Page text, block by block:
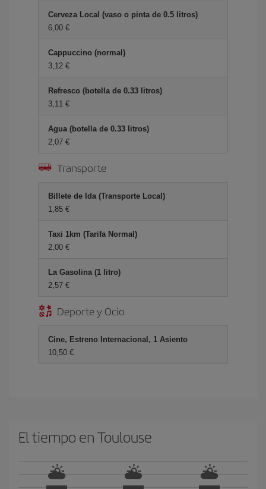
Cerveza Local (vaso o pinta de 0.5 litros)
6,00 €
Cappuccino (normal)
3,12 €
Refresco (botella de 0.33 litros)
3,11 €
Agua (botella de 0.33 litros)
2,07 €
Transporte
Billete de Ida (Transporte Local)
1,85 €
Taxi 1km (Tarifa Normal)
2,00 €
La Gasolina (1 litro)
2,57 €
Deporte y Ocio
Cine, Estreno Internacional, 1 Asiento
10,50 €
El tiempo en Toulouse